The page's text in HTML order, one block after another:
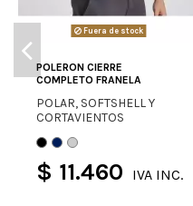
Fuera de stock
POLERON CIERRE
COMPLETO FRANELA
POLAR, SOFTSHELL Y
CORTAVIENTOS
$ 11.460 IVA INC.